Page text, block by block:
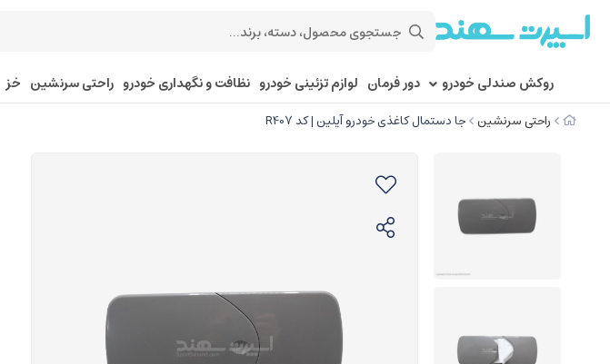
روکش صندلی خودرو دور فرمان لوازم تزئینی خودرو نظافت و نگهداری خودرو راحتی سرنشین خز
راحتی سرنشین جا دستمال کاغذی خودرو آیلین | کد R407